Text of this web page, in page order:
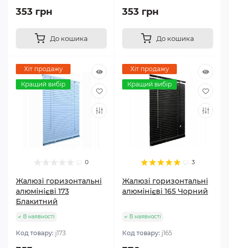
353 грн
До кошика
353 грн
До кошика
Хіт продажу
Кращий вибір
0
Жалюзі горизонтальні
алюмінієві 173
Блакитний
В наявності
Код товару: j173
Хіт продажу
Кращий вибір
3
Жалюзі горизонтальні
алюмінієві 165 Чорний
В наявності
Код товару: j165